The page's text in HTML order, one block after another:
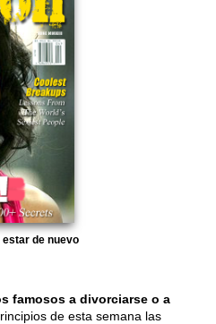
estar de nuevo
famosos a divorciarse o a
de esta semana las